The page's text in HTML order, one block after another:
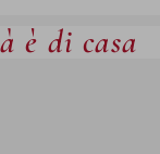
è di casa